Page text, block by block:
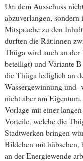
Um dem Ausschuss
abzuverlangen, sondern
Mitsprache zu den
durften die Rät:innen
Thüga wird auch an der
beteiligt) und Variante
die Thüga lediglich an
Wassergewinnung und
nicht aber am
Vorlage mit einer
Vorteile, welche die
Stadtwerken bringen
Bildchen mit hübschen,
an der Energiewende